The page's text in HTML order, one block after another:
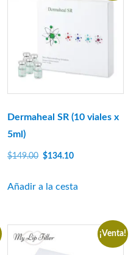
Dermaheal SR (10 viales x
5ml)
$149.00 El
original
$134.10
actual
Añadir a la cesta
¡Venta!